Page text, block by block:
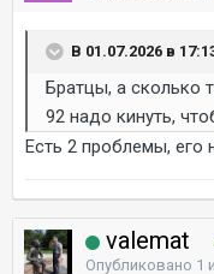
В 01.07.2026 в
Братцы, а сколько
92 надо кинуть,
Есть 2 проблемы, его
valemat
Опубликовано 1